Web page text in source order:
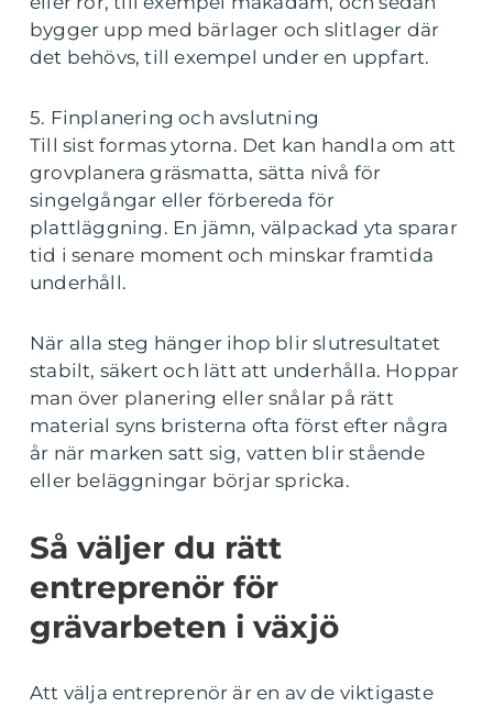
bygger upp med bärlager och slitlager där
det behövs, till exempel under en uppfart.
5. Finplanering och avslutning
Till sist formas ytorna. Det kan handla om att
grovplanera gräsmatta, sätta nivå för
singelgångar eller förbereda för
plattläggning. En jämn, välpackad yta sparar
tid i senare moment och minskar framtida
underhåll.
När alla steg hänger ihop blir slutresultatet
stabilt, säkert och lätt att underhålla. Hoppar
man över planering eller snålar på rätt
material syns bristerna ofta först efter några
år när marken satt sig, vatten blir stående
eller beläggningar börjar spricka.
Så väljer du rätt
entreprenör för
grävarbeten i växjö
Att välja entreprenör är en av de viktigaste